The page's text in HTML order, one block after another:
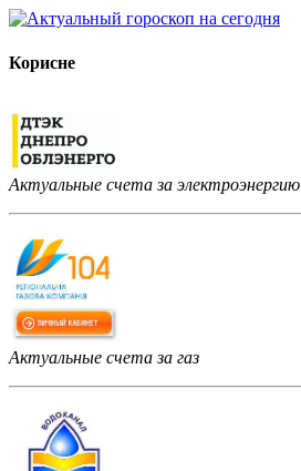
Корисне
Актуальные счета за электроэнергию
Актуальные счета за газ